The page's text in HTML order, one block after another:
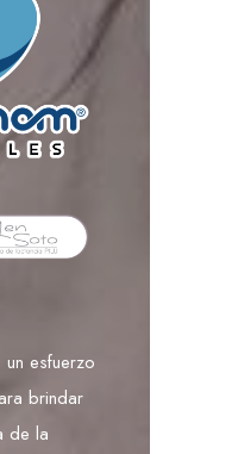
esfuerzo
brindar
de la